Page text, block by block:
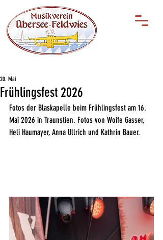
Frühlingsfest 2026
20. Mai
Fotos der Blaskapelle beim Frühlingsfest am 16.
Mai 2026 in Traunstien. Fotos von Woife Gasser,
Heli Haumayer, Anna Ullrich und Kathrin Bauer.